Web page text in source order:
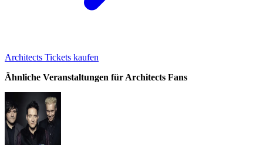
Architects Tickets kaufen
Ähnliche Veranstaltungen für Architects Fans